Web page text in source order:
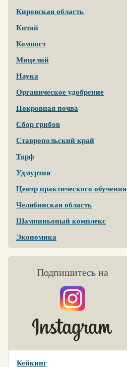
Кировская область
Китай
Компост
Мицелий
Наука
Органическое удобрение
Покровная почва
Сбор грибов
Ставропольский край
Торф
Удмуртия
Центр практического обучения
Челябинская область
Шампиньоный комплекс
Экономика
Подпишитесь на
Кейкинг